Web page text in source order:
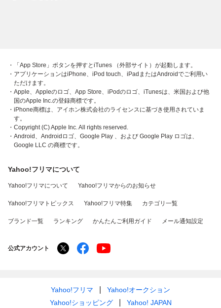
・「App Store」ボタンを押すとiTunes （外部サイト）が起動します。
・アプリケーションはiPhone、iPod touch、iPadまたはAndroidでご利用い
ただけます。
・Apple、Appleのロゴ、App Store、iPodのロゴ、iTunesは、米国および他
国のApple Inc.の登録商標です。
・iPhone商標は、アイホン株式会社のライセンスに基づき使用されていま
す。
・Copyright (C) Apple Inc. All rights reserved.
・Android、Androidロゴ、Google Play 、および Google Play ロゴは、
Google LLC の商標です。
Yahoo!フリマについて
Yahoo!フリマについて Yahoo!フリマからのお知らせ
Yahoo!フリマトピックス Yahoo!フリマ特集 カテゴリ一覧
ブランド一覧 ランキング かんたんご利用ガイド メール通知設定
公式アカウント
Yahoo!フリマ
Yahoo!オークション
Yahoo!ショッピング
Yahoo! JAPAN